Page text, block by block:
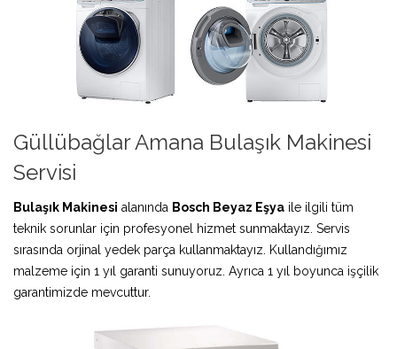
Güllübağlar Amana Bulaşık Makinesi
Servisi
Bulaşık Makinesi alanında Bosch Beyaz Eşya ile ilgili tüm
teknik sorunlar için profesyonel hizmet sunmaktayız. Servis
sırasında orjinal yedek parça kullanmaktayız. Kullandığımız
malzeme için 1 yıl garanti sunuyoruz. Ayrıca 1 yıl boyunca işçilik
garantimizde mevcuttur.